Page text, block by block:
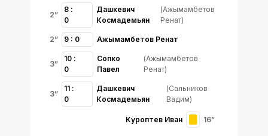
2”
8 :
0
Дашкевич
Космадемьян
(Ажымамбетов
Ренат)
2” 9 : 0 Ажымамбетов Ренат
3”
10 :
0
Сопко
Павел
(Ажымамбетов
Ренат)
3”
11 :
0
Дашкевич
Космадемьян
(Сальников
Вадим)
16”
Куроптев Иван